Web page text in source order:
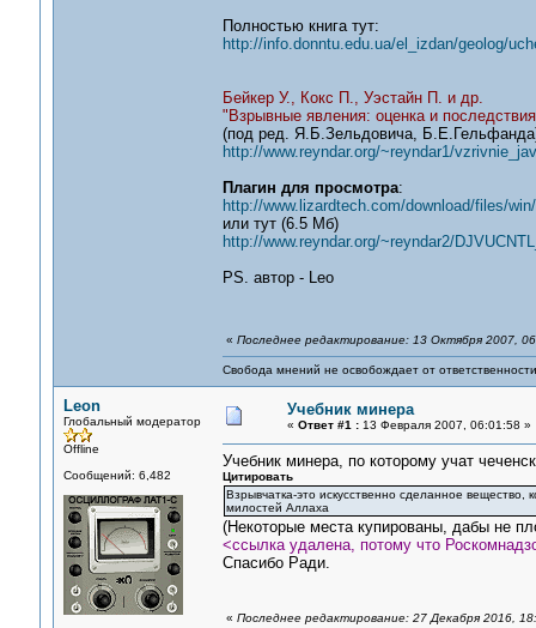
Полностью книга тут:
http://info.donntu.edu.ua/el_izdan/geolog/
Бейкер У., Кокс П., Уэстайн П. и др.
"Взрывные явления: оценка и
(под ред. Я.Б.Зельдовича,
http://www.reyndar.org/~reyndar1/
Плагин для просмотра:
http://www.lizardtech.com/download/files/
или тут (6.5 Мб)
http://www.reyndar.org/~reyndar2/
PS. автор - Leo
« Последнее редактирование: 13 Октября 2007,
Свобода мнений не освобождает от
Leon
Глобальный модератор
Offline
Сообщений: 6,482
Учебник минера
« Ответ #1 :13 Февраля 2007, 06:01:58 »
Учебник минера, по которому учат
Цитировать
Взрывчатка-это искусственно сделанное вещество,
милостей Аллаха
(Некоторые места купированы, дабы не
<ссылка удалена, потому что
Спасибо Ради.
« Последнее редактирование: 27 Декабря 2016,